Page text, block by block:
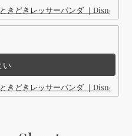
ときどきレッサーパンダ ｜Disney (
い
ときどきレッサーパンダ ｜Disney (